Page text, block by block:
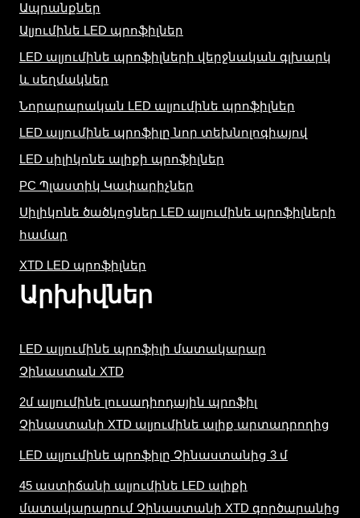
Ապրանքներ
Ալյումինե LED պրոֆիլներ
LED ալյումինե պրոֆիլների վերջնական գլխարկ
և սեղմակներ
Նորարարական LED ալյումինե պրոֆիլներ
LED ալյումինե պրոֆիլը նոր տեխնոլոգիայով
LED սիլիկոնե ալիքի պրոֆիլներ
PC Պլաստիկ Կափարիչներ
Սիլիկոնե ծածկոցներ LED ալյումինե պրոֆիլների
համար
XTD LED պրոֆիլներ
Արխիվներ
LED ալյումինե պրոֆիլի մատակարար
Չինաստան XTD
2մ ալյումինե լուսադիոդային պրոֆիլ
Չինաստանի XTD ալյումինե ալիք արտադրողից
LED ալյումինե պրոֆիլը Չինաստանից 3 մ
45 աստիճանի ալյումինե LED ալիքի
մատակարարում Չինաստանի XTD գործարանից